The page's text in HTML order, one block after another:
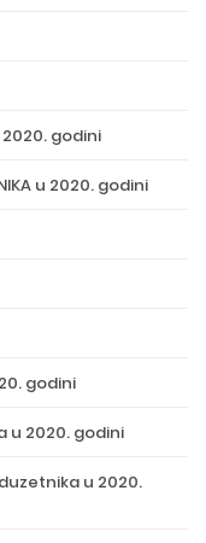
godini
u 2020. godini
godini
u 2020. godini
u 2020.